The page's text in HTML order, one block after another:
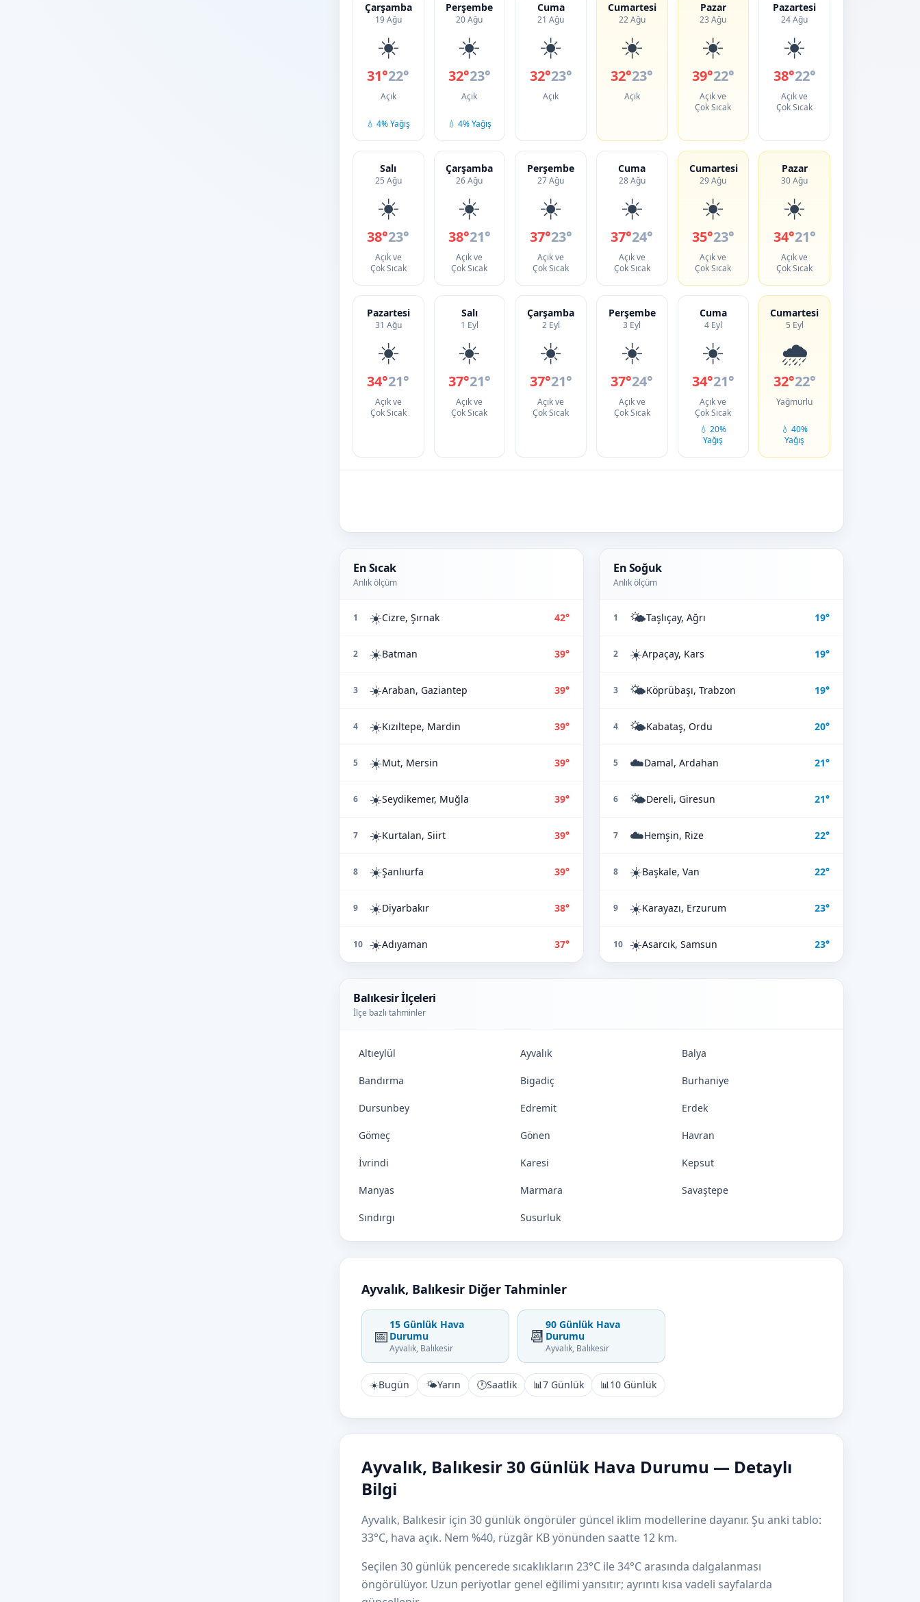
Çarşamba
19 Ağu
☀️
31°22°
Açık
💧 4% Yağış
Perşembe
20 Ağu
☀️
32°23°
Açık
💧 4% Yağış
Cuma
21 Ağu
☀️
32°23°
Açık
Cumartesi
22 Ağu
☀️
32°23°
Açık
Pazar
23 Ağu
☀️
39°22°
Açık ve
Çok Sıcak
Pazartesi
24 Ağu
☀️
38°22°
Açık ve
Çok Sıcak
Salı
25 Ağu
☀️
38°23°
Açık ve
Çok Sıcak
Çarşamba
26 Ağu
☀️
38°21°
Açık ve
Çok Sıcak
Perşembe
27 Ağu
☀️
37°23°
Açık ve
Çok Sıcak
Cuma
28 Ağu
☀️
37°24°
Açık ve
Çok Sıcak
Cumartesi
29 Ağu
☀️
35°23°
Açık ve
Çok Sıcak
Pazar
30 Ağu
☀️
34°21°
Açık ve
Çok Sıcak
Pazartesi
31 Ağu
☀️
34°21°
Açık ve
Çok Sıcak
Salı
1 Eyl
☀️
37°21°
Açık ve
Çok Sıcak
Çarşamba
2 Eyl
☀️
37°21°
Açık ve
Çok Sıcak
Perşembe
3 Eyl
☀️
37°24°
Açık ve
Çok Sıcak
Cuma
4 Eyl
☀️
34°21°
Açık ve
Çok Sıcak
💧 20%
Yağış
Cumartesi
5 Eyl
🌧️
32°22°
Yağmurlu
💧 40%
Yağış
En Sıcak
Anlık ölçüm
1 ☀️Cizre, Şırnak 42°
2 ☀️Batman 39°
3 ☀️Araban, Gaziantep 39°
4 ☀️Kızıltepe, Mardin 39°
5 ☀️Mut, Mersin 39°
6 ☀️Seydikemer, Muğla 39°
7 ☀️Kurtalan, Siirt 39°
8 ☀️Şanlıurfa 39°
9 ☀️Diyarbakır 38°
10 ☀️Adıyaman 37°
En Soğuk
Anlık ölçüm
1 🌤️Taşlıçay, Ağrı 19°
2 ☀️Arpaçay, Kars 19°
3 🌤️Köprübaşı, Trabzon 19°
4 🌤️Kabataş, Ordu 20°
5 ☁️Damal, Ardahan 21°
6 🌤️Dereli, Giresun 21°
7 ☁️Hemşin, Rize 22°
8 ☀️Başkale, Van 22°
9 ☀️Karayazı, Erzurum 23°
10 ☀️Asarcık, Samsun 23°
Balıkesir İlçeleri
İlçe bazlı tahminler
Altıeylül Ayvalık Balya
Bandırma Bigadiç Burhaniye
Dursunbey Edremit Erdek
Gömeç Gönen Havran
İvrindi Karesi Kepsut
Manyas Marmara Savaştepe
Sındırgı Susurluk
Ayvalık, Balıkesir Diğer Tahminler
📅
15 Günlük Hava
Durumu
Ayvalık, Balıkesir
📆
90 Günlük Hava
Durumu
Ayvalık, Balıkesir
☀️Bugün 🌤️Yarın 🕐Saatlik 📊7 Günlük 📊10 Günlük
Ayvalık, Balıkesir 30 Günlük Hava Durumu — Detaylı
Bilgi
Ayvalık, Balıkesir için 30 günlük öngörüler güncel iklim modellerine dayanır. Şu anki tablo:
33°C, hava açık. Nem %40, rüzgâr KB yönünden saatte 12 km.
Seçilen 30 günlük pencerede sıcaklıkların 23°C ile 34°C arasında dalgalanması
öngörülüyor. Uzun periyotlar genel eğilimi yansıtır; ayrıntı kısa vadeli sayfalarda